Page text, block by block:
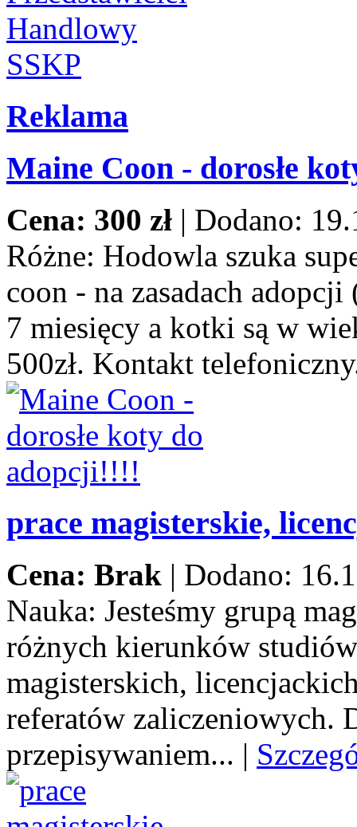
Reklama
Maine Coon - dorosłe
Cena: 300 zł | Dodano:
Różne: Hodowla szuka
coon - na zasadach
7 miesięcy a kotki są w
500zł. Kontakt
prace magisterskie,
Cena: Brak | Dodano:
Nauka: Jesteśmy grupą
różnych kierunków
magisterskich,
referatów zaliczeniowych.
przepisywaniem... |